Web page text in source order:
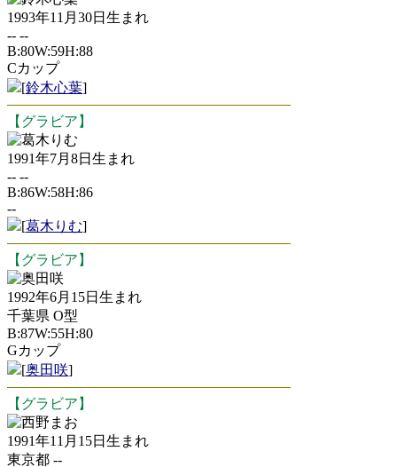
1993年11月30日生まれ
-- --
B:80W:59H:88
Cカップ
[鈴木心葉]
【グラビア】
葛木りむ
1991年7月8日生まれ
-- --
B:86W:58H:86
--
[葛木りむ]
【グラビア】
奥田咲
1992年6月15日生まれ
千葉県 O型
B:87W:55H:80
Gカップ
[奥田咲]
【グラビア】
西野まお
1991年11月15日生まれ
東京都 --